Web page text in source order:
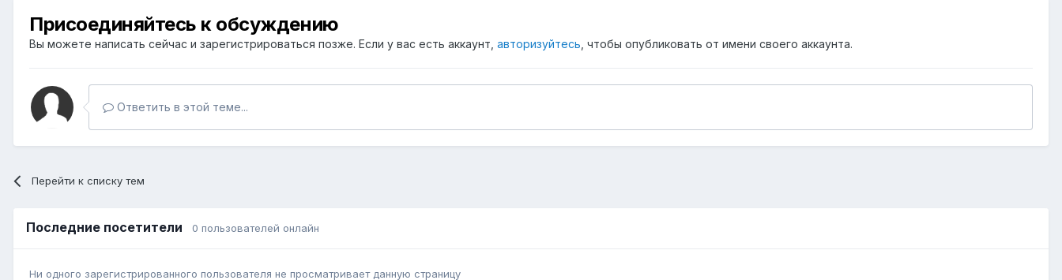
Присоединяйтесь к обсуждению
Вы можете написать сейчас и зарегистрироваться позже. Если у вас есть аккаунт, авторизуйтесь , чтобы опубликовать от имени своего аккаунта.
Ответить в этой теме...
Перейти к списку тем
Последние посетители 0 пользователей онлайн
Ни одного зарегистрированного пользователя не просматривает данную страницу